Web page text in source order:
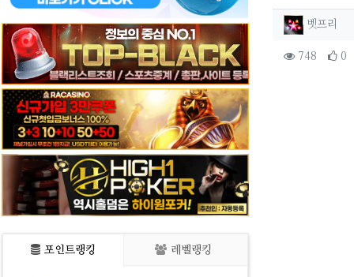
포인트랭킹 레벨랭킹
작성자
벳프리
컨텐츠
748조회 0